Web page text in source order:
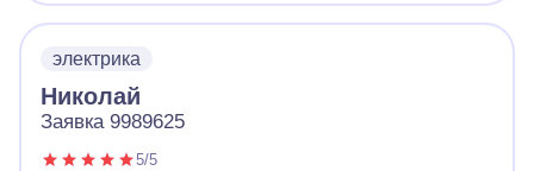
электрика
Николай
Заявка 9989625
5/5